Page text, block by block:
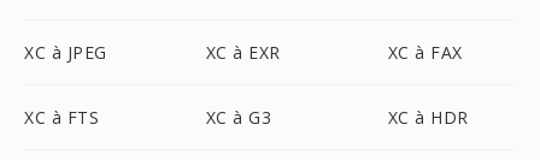
XC à JPEG XC à EXR XC à FAX
XC à FTS XC à G3 XC à HDR